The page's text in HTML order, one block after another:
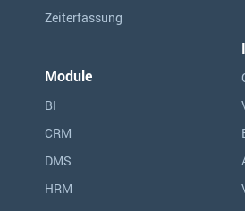
Zeiterfassung
Module
BI
CRM
DMS
HRM